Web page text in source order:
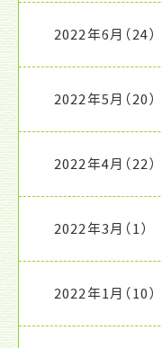
2022年6月 （24）
2022年5月 （20）
2022年4月 （22）
2022年3月 （1）
2022年1月 （10）